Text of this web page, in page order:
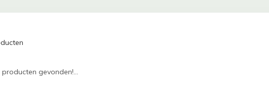
producten gevonden!...